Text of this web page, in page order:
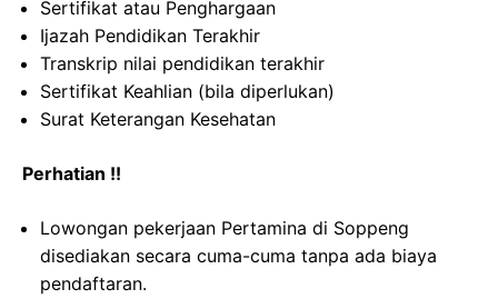
Sertifikat atau Penghargaan
Ijazah Pendidikan Terakhir
Transkrip nilai pendidikan terakhir
Sertifikat Keahlian (bila diperlukan)
Surat Keterangan Kesehatan
Perhatian !!
Lowongan pekerjaan Pertamina di Soppeng
disediakan secara cuma-cuma tanpa ada biaya
pendaftaran.